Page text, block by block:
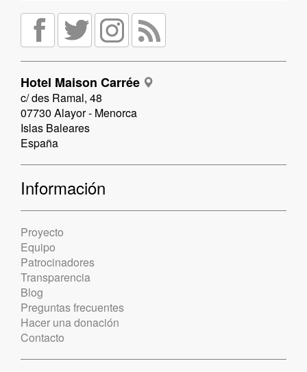
Hotel Maison Carrée
c/ des Ramal, 48
07730 Alayor - Menorca
Islas Baleares
España
Información
Proyecto
Equipo
Patrocinadores
Transparencia
Blog
Preguntas frecuentes
Hacer una donación
Contacto